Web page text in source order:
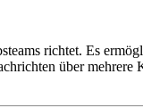
richtet. Es
über